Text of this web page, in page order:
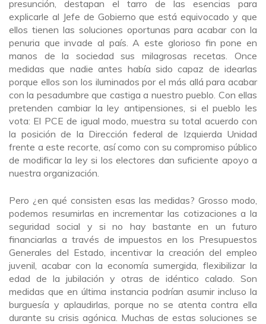
presunción, destapan el tarro de las esencias para
explicarle al Jefe de Gobierno que está equivocado y que
ellos tienen las soluciones oportunas para acabar con la
penuria que invade al país. A este glorioso fin pone en
manos de la sociedad sus milagrosas recetas. Once
medidas que nadie antes había sido capaz de idearlas
porque ellos son los iluminados por el más allá para acabar
con la pesadumbre que castiga a nuestro pueblo. Con ellas
pretenden cambiar la ley antipensiones, si el pueblo les
vota: El PCE de igual modo, muestra su total acuerdo con
la posición de la Dirección federal de Izquierda Unidad
frente a este recorte, así como con su compromiso público
de modificar la ley si los electores dan suficiente apoyo a
nuestra organización.
Pero ¿en qué consisten esas las medidas? Grosso modo,
podemos resumirlas en incrementar las cotizaciones a la
seguridad social y si no hay bastante en un futuro
financiarlas a través de impuestos en los Presupuestos
Generales del Estado, incentivar la creación del empleo
juvenil, acabar con la economía sumergida, flexibilizar la
edad de la jubilación y otras de idéntico calado. Son
medidas que en última instancia podrían asumir incluso la
burguesía y aplaudirlas, porque no se atenta contra ella
durante su crisis agónica. Muchas de estas soluciones se